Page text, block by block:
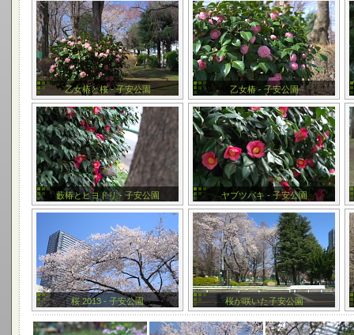
乙女椿と桜 - 子安公園 乙女椿 - 子安公園
藪椿とヒヨドリ - 子安公園 ヤブツバキ - 子安公園
桜 2013 - 子安公園 桜が咲いた子安公園